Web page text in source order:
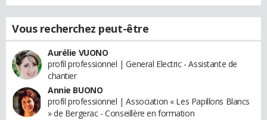
Vous recherchez peut-être
Aurélie VUONO
profil professionnel | General Electric - Assistante de
chantier
Annie BUONO
profil professionnel | Association « Les Papillons Blancs
» de Bergerac - Conseillère en formation